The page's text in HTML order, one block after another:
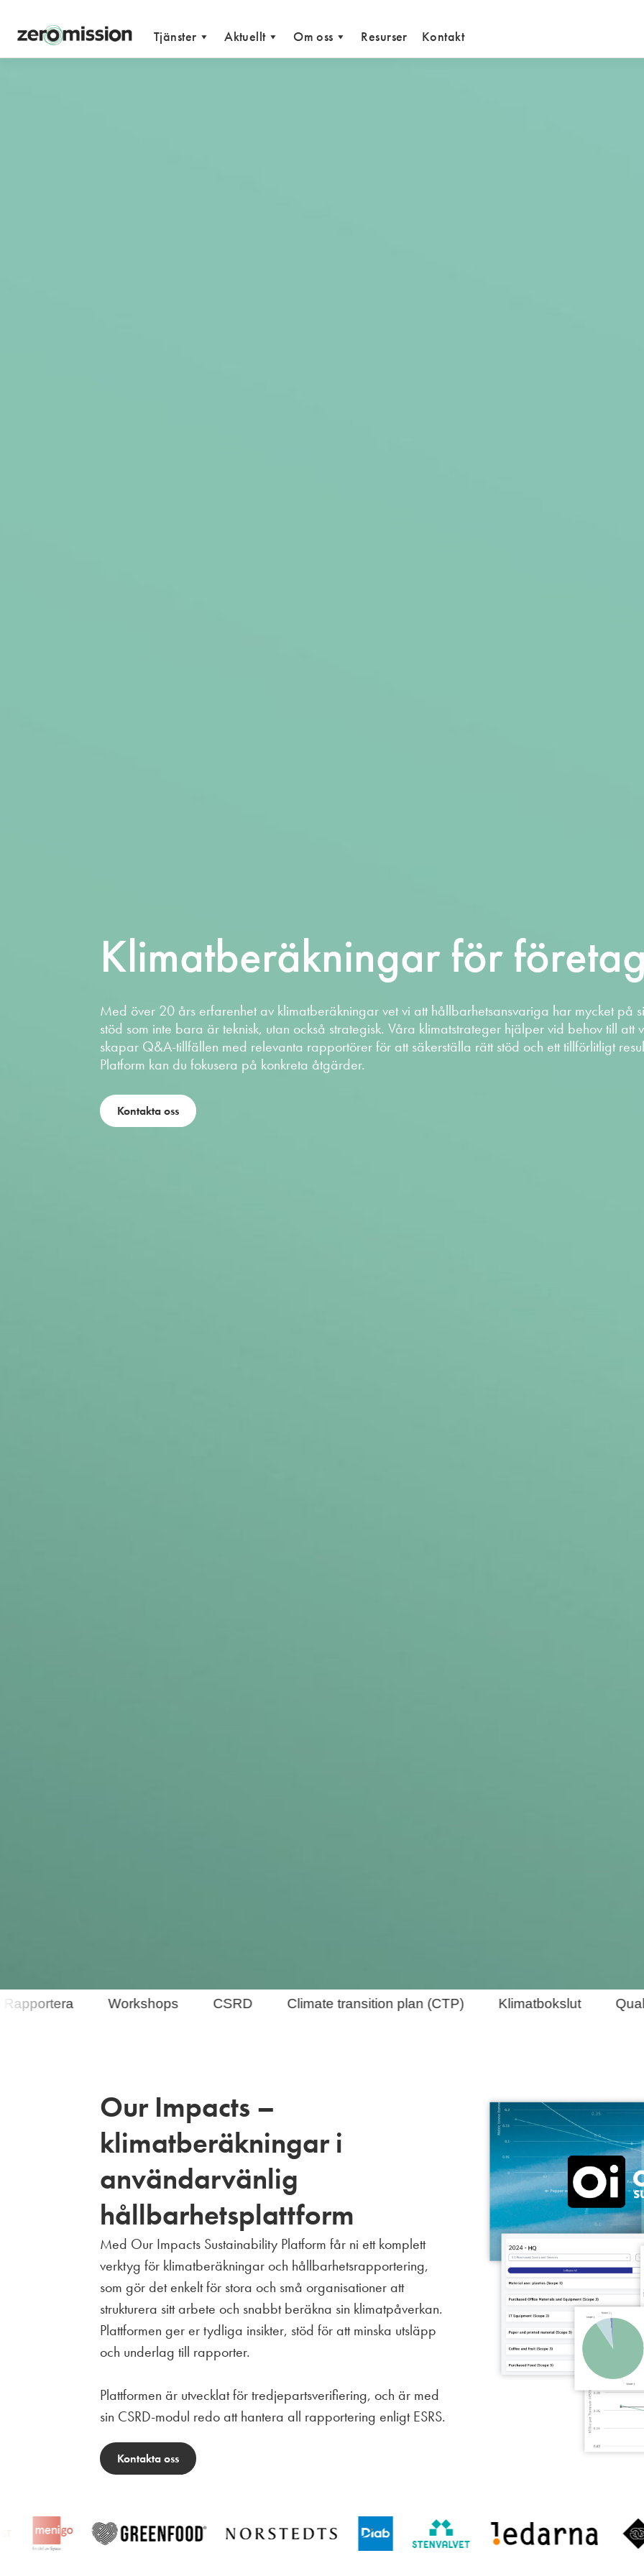
Zeromission Tjänster Aktuellt Om oss Resurser Kontakt
Klimatberäkningar för
Med över 20 års erfarenhet av klimatberäkningar vet vi att hållbarhetsansvariga har mycket på
stöd som inte bara är teknisk, utan också strategisk. Våra klimatstrateger hjälper vid behov till
skapar Q&A-tillfällen med relevanta rapportörer för att säkerställa rätt stöd och ett tillförlitligt
Platform kan du fokusera på konkreta åtgärder.
Kontakta oss
Workshops CSRD Climate transition plan (CTP) Klimatbokslut
Our Impacts –
klimatberäkningar i
användarvänlig
hållbarhetsplattform
Med Our Impacts Sustainability Platform får ni ett komplett
verktyg för klimatberäkningar och hållbarhetsrapportering,
som gör det enkelt för stora och små organisationer att
strukturera sitt arbete och snabbt beräkna sin klimatpåverkan.
Plattformen ger er tydliga insikter, stöd för att minska utsläpp
och underlag till rapporter.
Plattformen är utvecklat för tredjepartsverifiering, och är med
sin CSRD-modul redo att hantera all rapportering enligt ESRS.
Kontakta oss